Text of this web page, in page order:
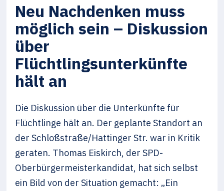
Neu Nachdenken muss
möglich sein – Diskussion
über
Flüchtlingsunterkünfte
hält an
Die Diskussion über die Unterkünfte für
Flüchtlinge hält an. Der geplante Standort an
der Schloßstraße/Hattinger Str. war in Kritik
geraten. Thomas Eiskirch, der SPD-
Oberbürgermeisterkandidat, hat sich selbst
ein Bild von der Situation gemacht: „Ein